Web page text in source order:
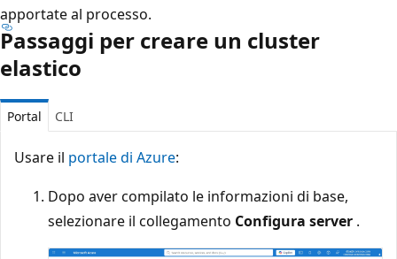
apportate al processo.
Passaggi per creare un cluster
elastico
Portal CLI
Usare il portale di Azure:
Dopo aver compilato le informazioni di base,
selezionare il collegamento Configura server .